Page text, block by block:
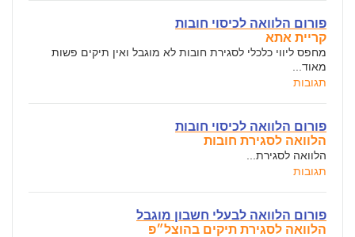
פורום הלוואה לכיסוי חובות
קריית אתא
מחפס ליווי כלכלי לסגירת חובות לא מוגבל ואין תיקים פשות
מאוד...
תגובות
פורום הלוואה לכיסוי חובות
הלוואה לסגירת חובות
הלוואה לסגירת...
תגובות
פורום הלוואה לבעלי חשבון מוגבל
הלוואה לסגירת תיקים בהוצל״פ